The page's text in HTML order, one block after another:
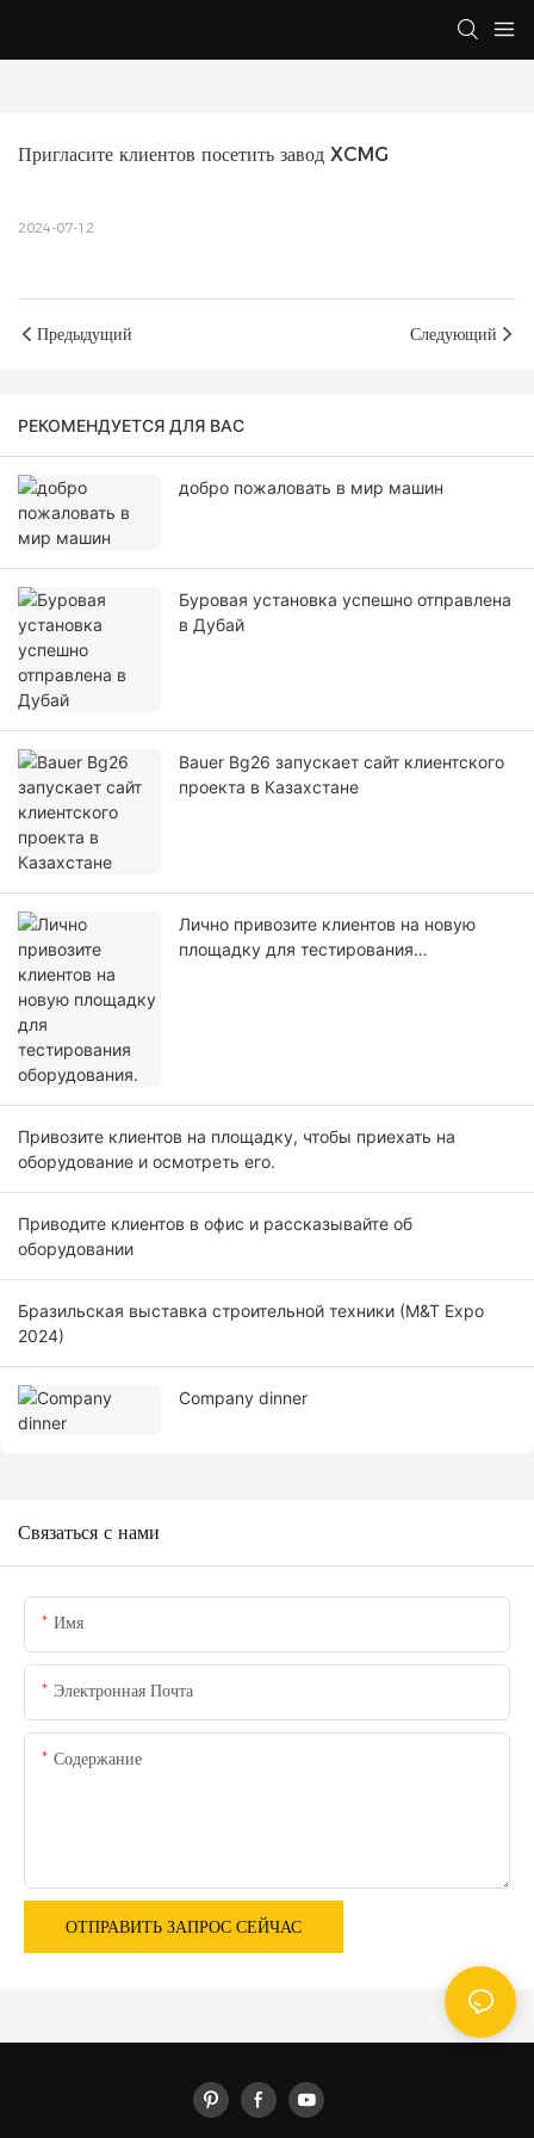
Пригласите клиентов посетить завод XCMG
2024-07-12
Предыдущий Следующий
РЕКОМЕНДУЕТСЯ ДЛЯ ВАС
добро пожаловать в мир машин
Буровая установка успешно отправлена ​​
в Дубай
Bauer Bg26 запускает сайт клиентского
проекта в Казахстане
Лично привозите клиентов на новую
площадку для тестирования
Привозите клиентов на площадку, чтобы приехать на
оборудование и осмотреть его.
Приводите клиентов в офис и рассказывайте об
оборудовании
Бразильская выставка строительной техники (M&T Expo
2024)
Company dinner
Связаться с нами
Имя
Электронная Почта
Содержание
ОТПРАВИТЬ ЗАПРОС СЕЙЧАС